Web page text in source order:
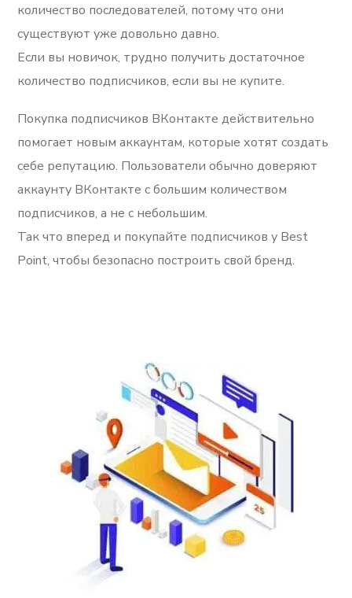
количество последователей, потому что они
существуют уже довольно давно.
Если вы новичок, трудно получить достаточное
количество подписчиков, если вы не купите.
Покупка подписчиков ВКонтакте действительно
помогает новым аккаунтам, которые хотят создать
себе репутацию. Пользователи обычно доверяют
аккаунту ВКонтакте с большим количеством
подписчиков, а не с небольшим.
Так что вперед и покупайте подписчиков у Best
Point, чтобы безопасно построить свой бренд.